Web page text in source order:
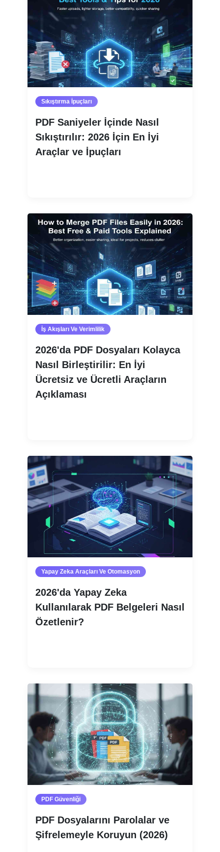
Sıkıştırma İpuçları
PDF Saniyeler İçinde Nasıl
Sıkıştırılır: 2026 İçin En İyi
Araçlar ve İpuçları
İş Akışları Ve Verimlilik
2026'da PDF Dosyaları Kolayca
Nasıl Birleştirilir: En İyi
Ücretsiz ve Ücretli Araçların
Açıklaması
Yapay Zeka Araçları Ve Otomasyon
2026'da Yapay Zeka
Kullanılarak PDF Belgeleri Nasıl
Özetlenir?
PDF Güvenliği
PDF Dosyalarını Parolalar ve
Şifrelemeyle Koruyun (2026)